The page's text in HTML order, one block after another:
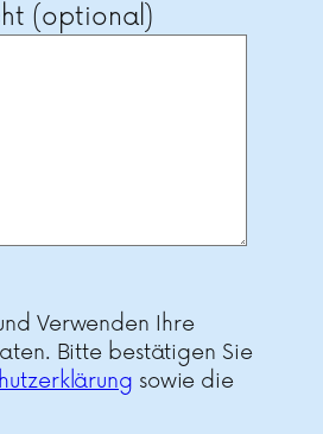
(optional)
Verwenden Ihre
Bitte bestätigen Sie
sowie die